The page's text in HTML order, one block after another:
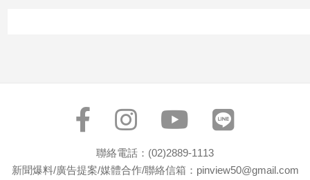
薦
聯絡電話：(02)2889-1113
新聞爆料/廣告提案/媒體合作/聯絡信箱：pinview50@gmail.com